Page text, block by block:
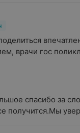
врачи гос
спасибо за
получится.Мы